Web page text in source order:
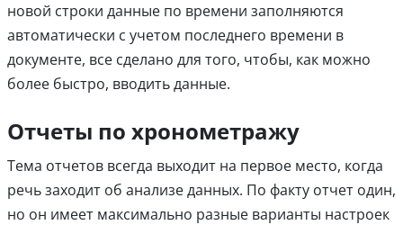
новой строки данные по времени заполняются
автоматически с учетом последнего времени в
документе, все сделано для того, чтобы, как можно
более быстро, вводить данные.
Отчеты по хронометражу
Тема отчетов всегда выходит на первое место, когда
речь заходит об анализе данных. По факту отчет один,
но он имеет максимально разные варианты настроек